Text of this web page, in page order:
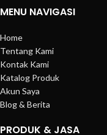
MENU NAVIGASI
Home
Tentang Kami
Kontak Kami
Katalog Produk
Akun Saya
Blog & Berita
PRODUK & JASA